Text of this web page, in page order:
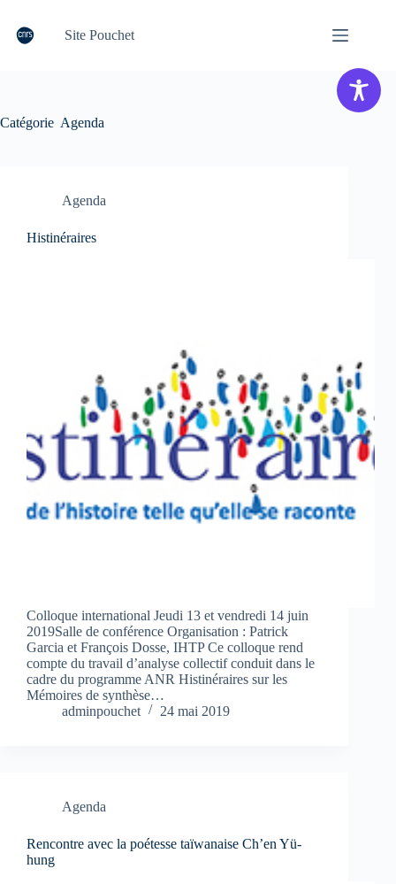
contenu
Site Pouchet
Catégorie Agenda
Agenda
Histinéraires
Colloque international Jeudi 13 et vendredi 14 juin
2019Salle de conférence Organisation : Patrick
Garcia et François Dosse, IHTP Ce colloque rend
compte du travail d’analyse collectif conduit dans le
cadre du programme ANR Histinéraires sur les
Mémoires de synthèse…
adminpouchet
24 mai 2019
Agenda
Rencontre avec la poétesse taïwanaise Ch’en Yü-
hung